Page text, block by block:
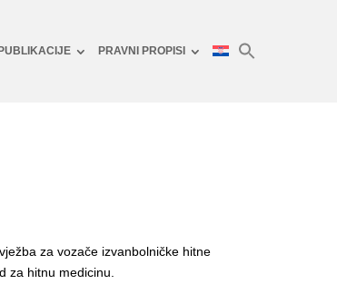
PUBLIKACIJE PRAVNI PROPISI
za vozače izvanbolničke hitne
za hitnu medicinu.